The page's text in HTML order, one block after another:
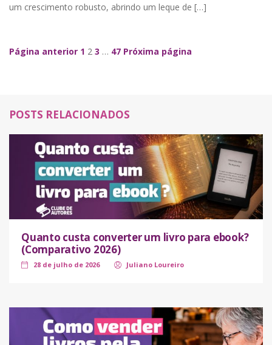
um crescimento robusto, abrindo um leque de […]
Navegação de Posts
Página anterior 1 2 3 … 47 Próxima página
POSTS RELACIONADOS
Quanto custa converter um livro para ebook?
(Comparativo 2026)
28 de julho de 2026 Juliano Loureiro